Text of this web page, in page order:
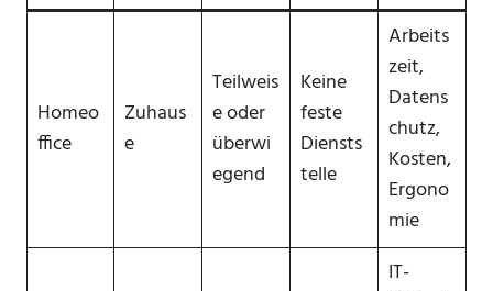
Homeo
ffice
Zuhaus
e
Teilweis
e oder
überwi
egend
Keine
feste
Diensts
telle
Arbeits
zeit,
Datens
chutz,
Kosten,
Ergono
mie
IT-